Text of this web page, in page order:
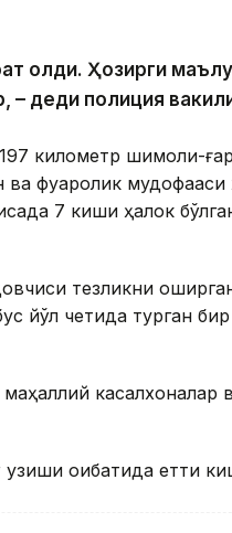
олди. Ҳозирги
– деди полиция
километр шимоли-
фуқаролик
7 киши ҳалок
тезликни
йўл четида турган
касалхоналар
узиши оқибатида етти